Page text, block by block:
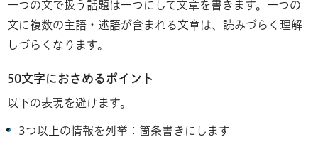
一つの文で扱う話題は一つにして文章を書きます。一つの
文に複数の主語・述語が含まれる文章は、読みづらく理解
しづらくなります。
50文字におさめるポイント
以下の表現を避けます。
3つ以上の情報を列挙：箇条書きにします